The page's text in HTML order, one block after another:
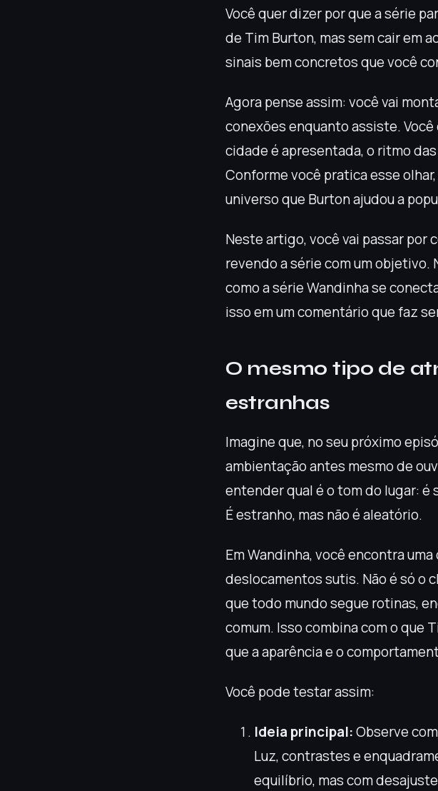
Você quer dizer por que a série
de Tim Burton, mas sem cair em
sinais bem concretos que você
Agora pense assim: você vai
conexões enquanto assiste.
cidade é apresentada, o ritmo
Conforme você pratica esse
universo que Burton ajudou a
Neste artigo, você vai passar por
revendo a série com um objetivo.
como a série Wandinha se
isso em um comentário que faz
O mesmo tipo de
estranhas
Imagine que, no seu próximo
ambientação antes mesmo de
entender qual é o tom do lugar: é
É estranho, mas não é aleatório.
Em Wandinha, você encontra
deslocamentos sutis. Não é só o
que todo mundo segue rotinas,
comum. Isso combina com o que
que a aparência e o
Você pode testar assim:
Ideia principal:Observe
Luz, contrastes e
equilíbrio, mas com